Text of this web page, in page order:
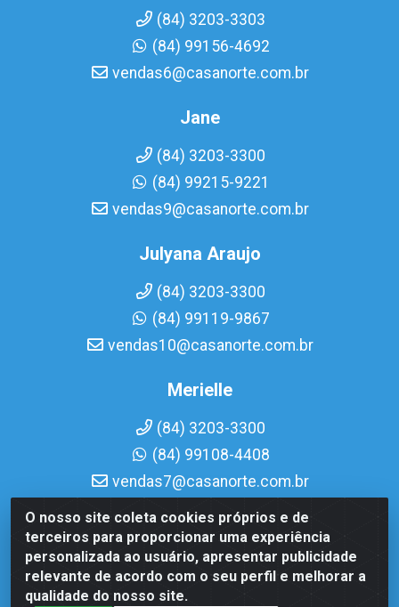
O nosso site coleta cookies próprios e de
terceiros para proporcionar uma experiência
personalizada ao usuário, apresentar publicidade
relevante de acordo com o seu perfil e melhorar a
qualidade do nosso site.
(84) 3203-3303
(84) 99156-4692
vendas6@casanorte.com.br
Jane
(84) 3203-3300
(84) 99215-9221
vendas9@casanorte.com.br
Julyana Araujo
(84) 3203-3300
(84) 99119-9867
vendas10@casanorte.com.br
Merielle
(84) 3203-3300
(84) 99108-4408
vendas7@casanorte.com.br
Casa Norte LTDA - Av. Interventor Mário Câmara, 1815 -
Dix-Sept Rosado, Natal/RN - CEP 59054-600 - CNPJ
08.713.513/0001-51